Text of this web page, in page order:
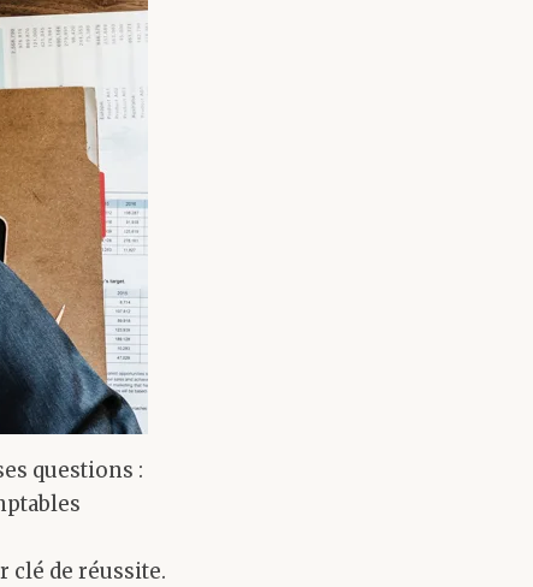
questions :
clé de réussite.